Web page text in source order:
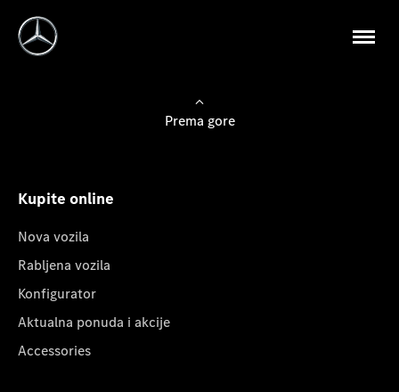
Prema gore
Kupite online
Nova vozila
Rabljena vozila
Konfigurator
Aktualna ponuda i akcije
Accessories